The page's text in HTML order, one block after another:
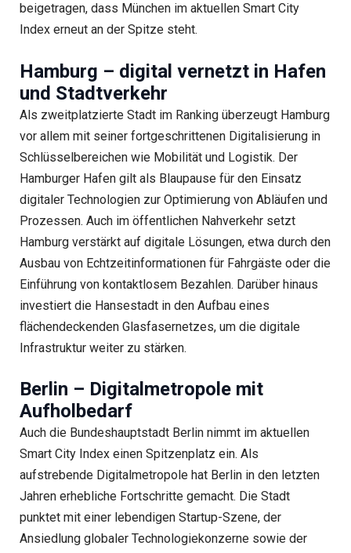
beigetragen, dass München im aktuellen Smart City
Index erneut an der Spitze steht.
Hamburg – digital vernetzt in Hafen
und Stadtverkehr
Als zweitplatzierte Stadt im Ranking überzeugt Hamburg
vor allem mit seiner fortgeschrittenen Digitalisierung in
Schlüsselbereichen wie Mobilität und Logistik. Der
Hamburger Hafen gilt als Blaupause für den Einsatz
digitaler Technologien zur Optimierung von Abläufen und
Prozessen. Auch im öffentlichen Nahverkehr setzt
Hamburg verstärkt auf digitale Lösungen, etwa durch den
Ausbau von Echtzeitinformationen für Fahrgäste oder die
Einführung von kontaktlosem Bezahlen. Darüber hinaus
investiert die Hansestadt in den Aufbau eines
flächendeckenden Glasfasernetzes, um die digitale
Infrastruktur weiter zu stärken.
Berlin – Digitalmetropole mit
Aufholbedarf
Auch die Bundeshauptstadt Berlin nimmt im aktuellen
Smart City Index einen Spitzenplatz ein. Als
aufstrebende Digitalmetropole hat Berlin in den letzten
Jahren erhebliche Fortschritte gemacht. Die Stadt
punktet mit einer lebendigen Startup-Szene, der
Ansiedlung globaler Technologiekonzerne sowie der